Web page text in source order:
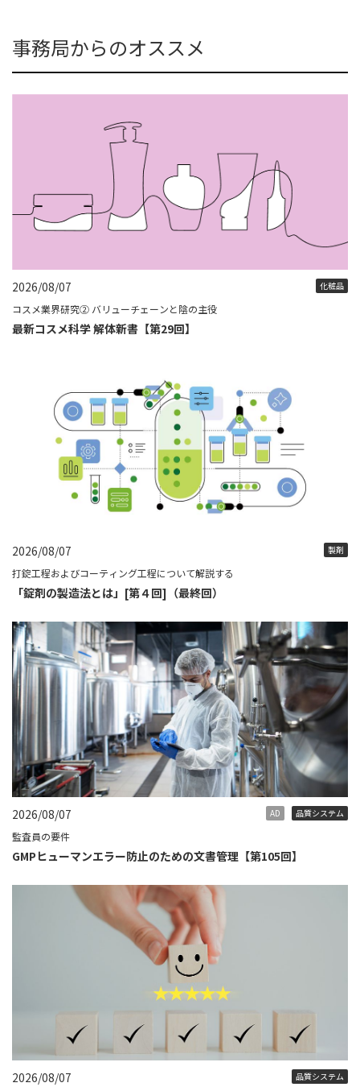
事務局からのオススメ
2026/08/07 化粧品
コスメ業界研究② バリューチェーンと陰の主役
最新コスメ科学 解体新書【第29回】
2026/08/07 製剤
打錠工程およびコーティング工程について解説する
「錠剤の製造法とは」[第４回]（最終回）
2026/08/07 AD 品質システム
監査員の要件
GMPヒューマンエラー防止のための文書管理【第105回】
2026/08/07 品質システム